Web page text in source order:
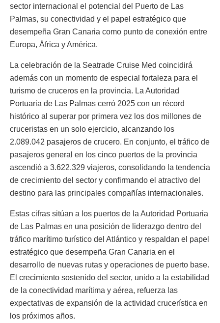
sector internacional el potencial del Puerto de Las
Palmas, su conectividad y el papel estratégico que
desempeña Gran Canaria como punto de conexión entre
Europa, África y América.
La celebración de la Seatrade Cruise Med coincidirá
además con un momento de especial fortaleza para el
turismo de cruceros en la provincia. La Autoridad
Portuaria de Las Palmas cerró 2025 con un récord
histórico al superar por primera vez los dos millones de
cruceristas en un solo ejercicio, alcanzando los
2.089.042 pasajeros de crucero. En conjunto, el tráfico de
pasajeros general en los cinco puertos de la provincia
ascendió a 3.622.329 viajeros, consolidando la tendencia
de crecimiento del sector y confirmando el atractivo del
destino para las principales compañías internacionales.
Estas cifras sitúan a los puertos de la Autoridad Portuaria
de Las Palmas en una posición de liderazgo dentro del
tráfico marítimo turístico del Atlántico y respaldan el papel
estratégico que desempeña Gran Canaria en el
desarrollo de nuevas rutas y operaciones de puerto base.
El crecimiento sostenido del sector, unido a la estabilidad
de la conectividad marítima y aérea, refuerza las
expectativas de expansión de la actividad crucerística en
los próximos años.